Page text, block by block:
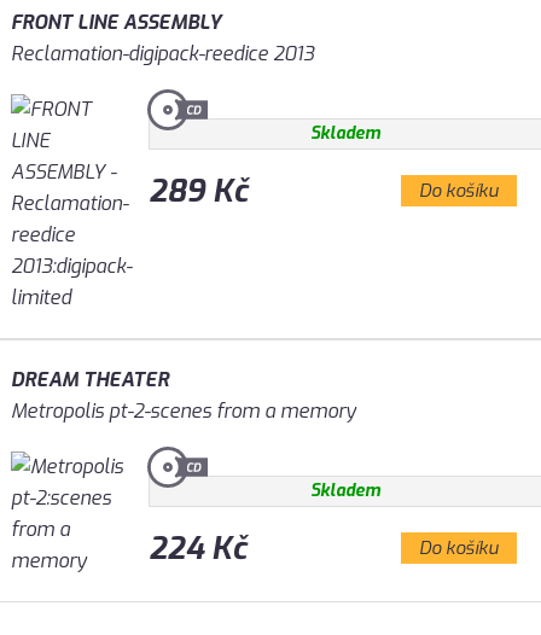
FRONT LINE ASSEMBLY
Reclamation-digipack-reedice 2013
Skladem
289 Kč Do košíku
DREAM THEATER
Metropolis pt-2-scenes from a memory
Skladem
224 Kč Do košíku